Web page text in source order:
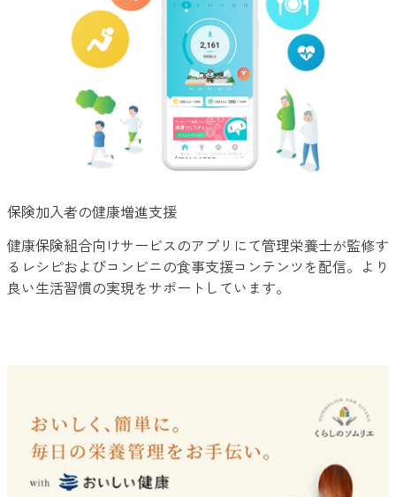
保険加入者の健康増進支援
健康保険組合向けサービスのアプリにて管理栄養士が監修す
るレシピおよびコンビニの食事支援コンテンツを配信。より
良い生活習慣の実現をサポートしています。